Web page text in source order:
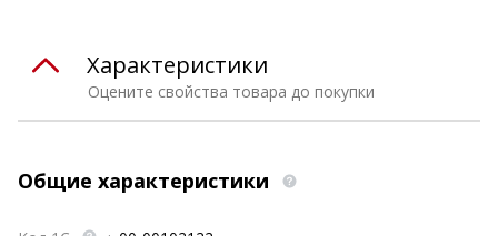
Оцените свойства товара до покупки
Характеристики
Общие характеристики